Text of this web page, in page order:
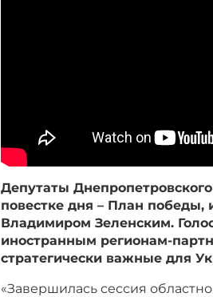
Депутаты
повестке дня – План
Владимиром Зеленским.
иностранным регионам-
стратегически важные для
«Завершилась сессия